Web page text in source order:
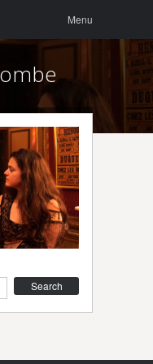
content
Menu